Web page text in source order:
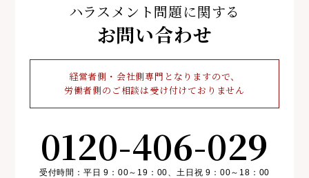
ハラスメント問題に関する
お問い合わせ
経営者側・会社側専門となりますので、
労働者側のご相談は受け付けておりません
0120-406-029
受付時間：平日 9：00～19：00、 土日祝 9：00～18：00